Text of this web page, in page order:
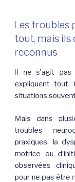
Les troubles
tout, mais ils
reconnus
Il ne s’agit
expliquent tout.
situations
Mais dans
troubles
praxiques, la
motrice ou
observées
pour ne pas être